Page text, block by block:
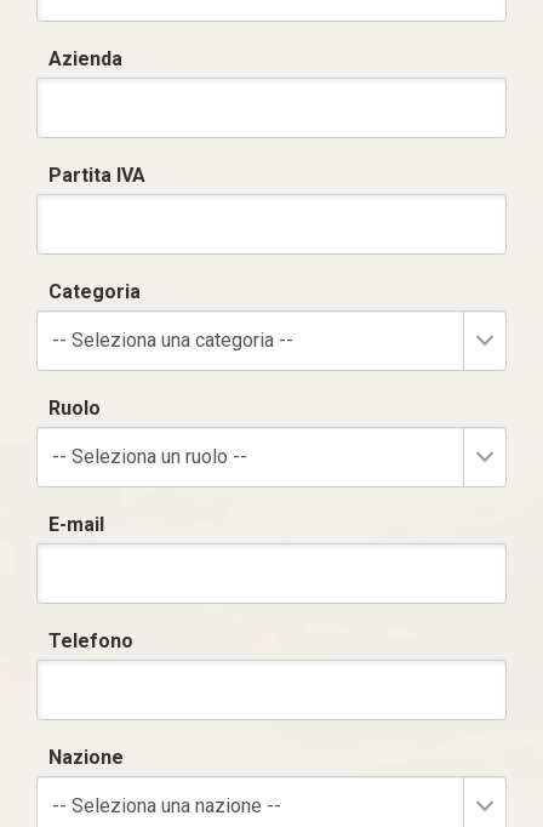
Azienda
Partita IVA
Categoria
-- Seleziona una categoria --
Ruolo
-- Seleziona un ruolo --
E-mail
Telefono
Nazione
-- Seleziona una nazione --